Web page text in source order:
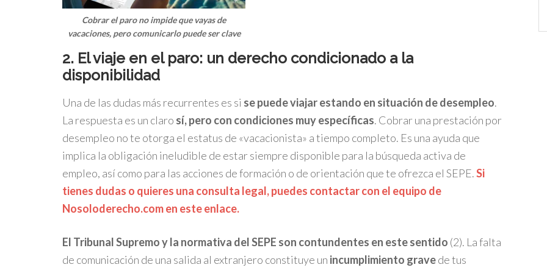
Cobrar el paro no impide que vayas de
vacaciones, pero comunicarlo puede ser clave
2. El viaje en el paro: un derecho condicionado a la
disponibilidad
Una de las dudas más recurrentes es si se puede viajar estando en situación de desempleo.
La respuesta es un claro sí, pero con condiciones muy específicas. Cobrar una prestación por
desempleo no te otorga el estatus de «vacacionista» a tiempo completo. Es una ayuda que
implica la obligación ineludible de estar siempre disponible para la búsqueda activa de
empleo, así como para las acciones de formación o de orientación que te ofrezca el SEPE.Si
tienes dudas o quieres una consulta legal, puedes contactar con el equipo de
Nosoloderecho.com en este enlace.
El Tribunal Supremo y la normativa del SEPE son contundentes en este sentido (2). La falta
de comunicación de una salida al extranjero constituye un incumplimiento gravede tus